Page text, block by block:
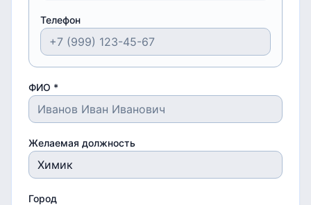
Телефон
ФИО *
Желаемая должность
Город